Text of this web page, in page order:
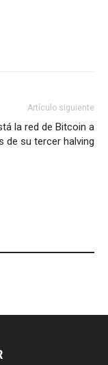
Artículo siguiente
la red de Bitcoin a
de su tercer halving